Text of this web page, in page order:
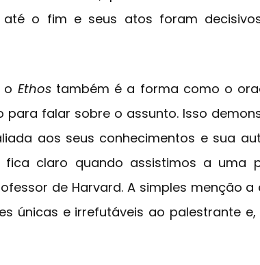
até o fim e seus atos foram
o Ethostambém é a forma como o
para falar sobre o assunto. Isso
aos seus conhecimentos e sua
fica claro quando assistimos a uma
de Harvard. A simples menção
únicas e irrefutáveis ao palestrante